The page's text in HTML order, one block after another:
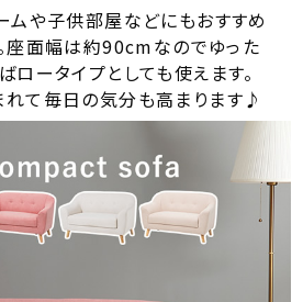
ムや子供部屋などにもおすすめ
座面幅は約90cmなのでゆった
ロータイプとしても使えます。
て毎日の気分も高まります♪